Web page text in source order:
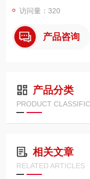
访问量：320
产品咨询
产品分类
PRODUCT
相关文章
RELATED ARTICLES